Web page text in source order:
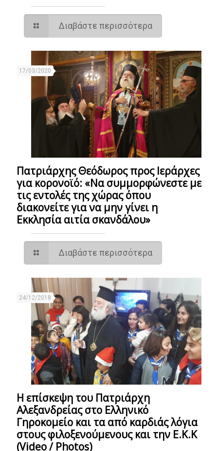
Διαβάστε περισσότερα
17/03/2020
Πατριάρχης Θεόδωρος προς Ιεράρχες
για κορονοϊό: «Να συμμορφώνεστε με
τις εντολές της χώρας όπου
διακονείτε για να μην γίνει η
Εκκλησία αιτία σκανδάλου»
Διαβάστε περισσότερα
24/12/2018
Η επίσκεψη του Πατριάρχη
Αλεξανδρείας στο Ελληνικό
Γηροκομείο και τα από καρδιάς λόγια
στους φιλοξενούμενους και την Ε.Κ.Κ
(Video / Photos)